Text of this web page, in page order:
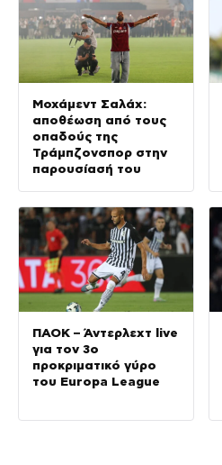
Μοχάμεντ Σαλάχ:
αποθέωση από τους
οπαδούς της
Τράμπζονσπορ στην
παρουσίασή του
ΠΑΟΚ – Άντερλεχτ live
για τον 3ο
προκριματικό γύρο
του Europa League